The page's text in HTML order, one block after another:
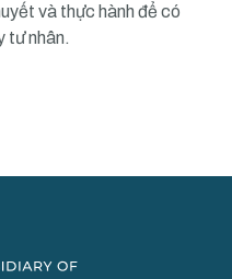
và thực hành để có
tư nhân.